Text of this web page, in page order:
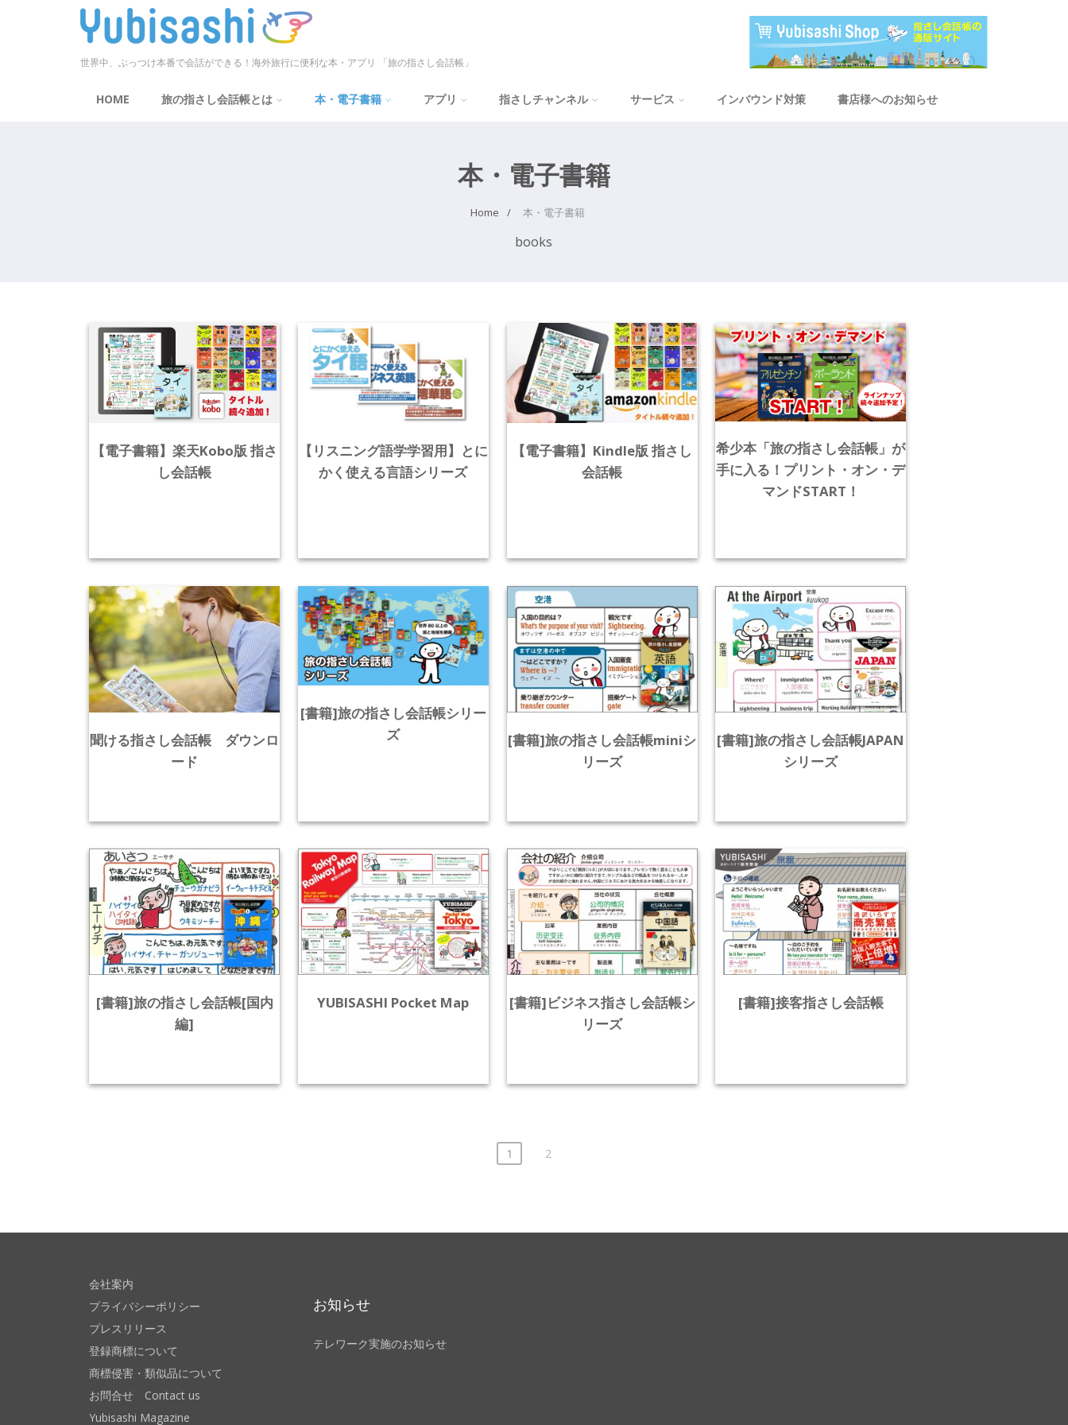
世界中、ぶっつけ本番で会話ができる！海外旅行に便利な本・アプリ 「旅の指さし会話帳」
HOME 旅の指さし会話帳とは 本・電子書籍 アプリ 指さしチャンネル サービス インバウンド対策 書店様へのお知らせ
本・電子書籍
Home 本・電子書籍
books
【電子書籍】楽天Kobo版 指さ
し会話帳
【リスニング語学学習用】とに
かく使える言語シリーズ
【電子書籍】Kindle版 指さし
会話帳
希少本「旅の指さし会話帳」が
手に入る！プリント・オン・デ
マンドSTART！
聞ける指さし会話帳 ダウンロ
ード
[書籍]旅の指さし会話帳シリー
ズ
[書籍]旅の指さし会話帳miniシ
リーズ
[書籍]旅の指さし会話帳JAPAN
シリーズ
[書籍]旅の指さし会話帳[国内
編]
YUBISASHI Pocket Map
[書籍]ビジネス指さし会話帳シ
リーズ
[書籍]接客指さし会話帳
1 2
会社案内
プライバシーポリシー
プレスリリース
登録商標について
商標侵害・類似品について
お問合せ Contact us
Yubisashi Magazine
お知らせ
テレワーク実施のお知らせ